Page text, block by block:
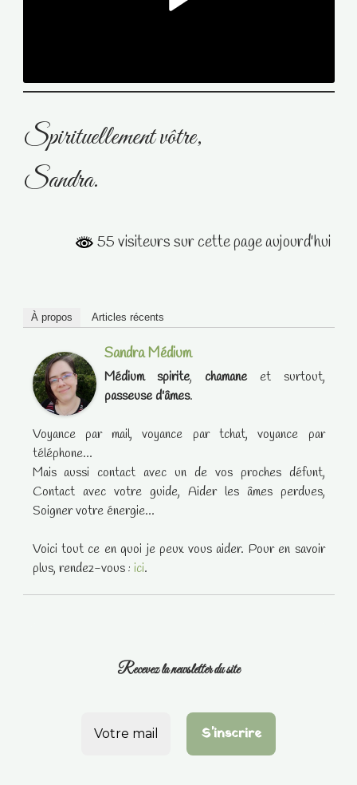
Spirituellement vôtre,
Sandra.
55 visiteurs sur cette page aujourd'hui
À propos Articles récents
Sandra Médium
Médium spirite, chamaneet surtout,
passeuse d'âmes.
Voyance par mail, voyance par tchat, voyance par
téléphone...
Mais aussi contact avec un de vos proches défunt,
Contact avec votre guide, Aider les âmes perdues,
Soigner votre énergie...
Voici tout ce en quoi je peux vous aider. Pour en savoir
plus, rendez-vous : ici.
Recevez la newsletter du site